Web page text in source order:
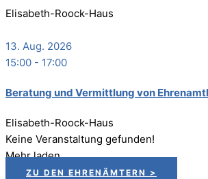
Elisabeth-Roock-Haus
13. Aug. 2026
15:00 - 17:00
Bera­tung und Ver­mitt­lung von
Elisabeth-Roock-Haus
Keine Veranstaltung gefunden!
Mehr laden
ZU DEN EHRENÄMTERN >